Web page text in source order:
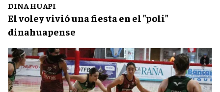
DINA HUAPI
El voley vivió una fiesta en el "poli"
dinahuapense